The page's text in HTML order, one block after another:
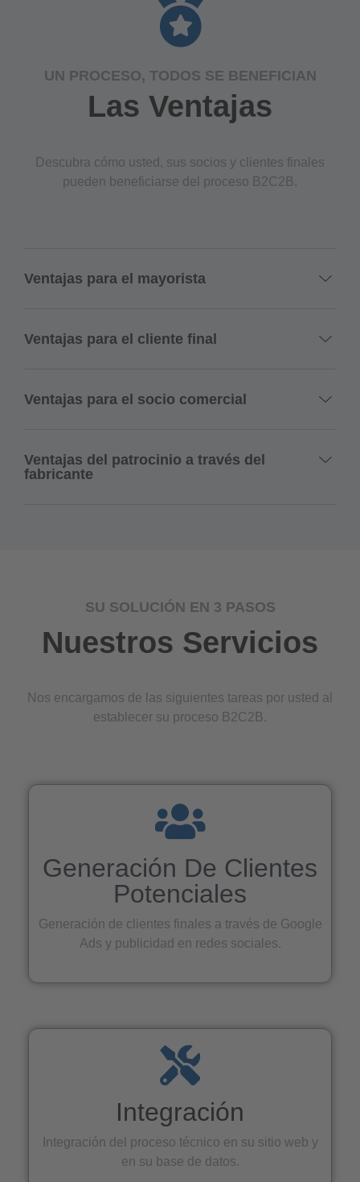
UN PROCESO, TODOS SE BENEFICIAN
Las Ventajas
Descubra cómo usted, sus socios y clientes finales
pueden beneficiarse del proceso B2C2B.
Ventajas para el mayorista
Ventajas para el cliente final
Ventajas para el socio comercial
Ventajas del patrocinio a través del
fabricante
SU SOLUCIÓN EN 3 PASOS
Nuestros Servicios
Nos encargamos de las siguientes tareas por usted al
establecer su proceso B2C2B.
Generación De Clientes
Potenciales
Generación de clientes finales a través de Google
Ads y publicidad en redes sociales.
Integración
Integración del proceso técnico en su sitio web y
en su base de datos.